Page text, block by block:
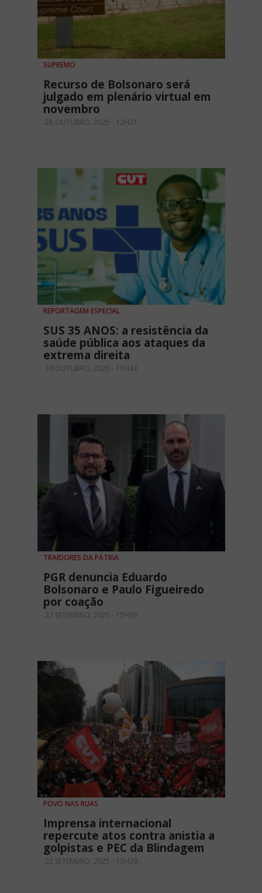
SUPREMO
Recurso de Bolsonaro será
julgado em plenário virtual em
novembro
28 OUTUBRO, 2025 - 12H21
REPORTAGEM ESPECIAL
SUS 35 ANOS: a resistência da
saúde pública aos ataques da
extrema direita
10 OUTUBRO, 2025 - 11H43
TRAIDORES DA PÁTRIA
PGR denuncia Eduardo
Bolsonaro e Paulo Figueiredo
por coação
22 SETEMBRO, 2025 - 15H39
POVO NAS RUAS
Imprensa internacional
repercute atos contra anistia a
golpistas e PEC da Blindagem
22 SETEMBRO, 2025 - 13H29